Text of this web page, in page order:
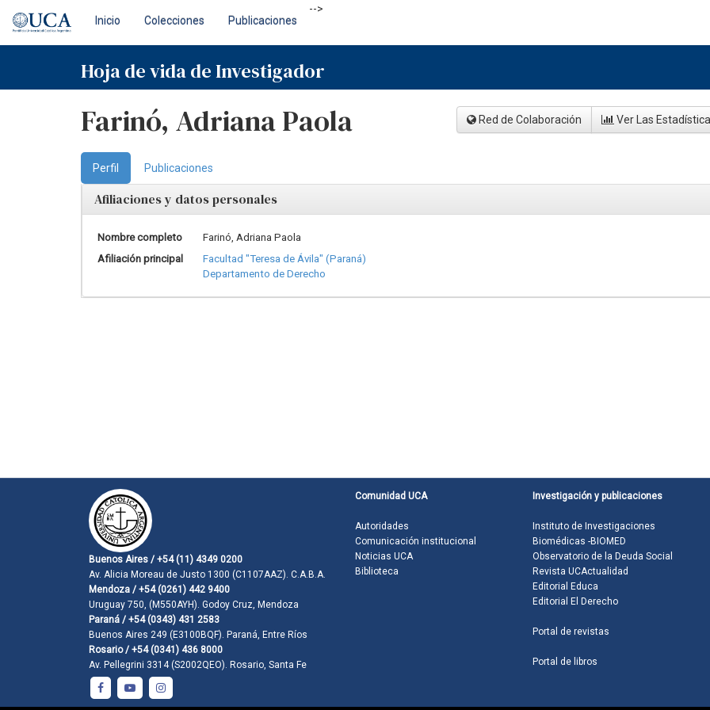
navigation
Inicio Colecciones Publicaciones
-->
Hoja de vida de Investigador
Farinó, Adriana Paola Red de Colaboración Ver Las
Perfil Publicaciones
Afiliaciones y datos personales
Nombre completo
Farinó, Adriana Paola
Afiliación principal
Facultad "Teresa de Ávila" (Paraná)
Departamento de Derecho
Buenos Aires / +54 (11) 4349 0200
Av. Alicia Moreau de Justo 1300 (C1107AAZ). C.A.B.A.
Mendoza / +54 (0261) 442 9400
Uruguay 750, (M550AYH). Godoy Cruz, Mendoza
Paraná / +54 (0343) 431 2583
Buenos Aires 249 (E3100BQF). Paraná, Entre Ríos
Rosario / +54 (0341) 436 8000
Av. Pellegrini 3314 (S2002QEO). Rosario, Santa Fe
Comunidad UCA
Autoridades
Comunicación institucional
Noticias UCA
Biblioteca
Investigación y publicaciones
Instituto de Investigaciones
Biomédicas -BIOMED
Observatorio de la Deuda Social
Revista UCActualidad
Editorial Educa
Editorial El Derecho
Portal de revistas
Portal de libros